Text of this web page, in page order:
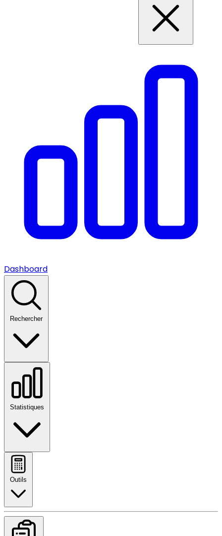
Dashboard
Rechercher
Statistiques
Outils